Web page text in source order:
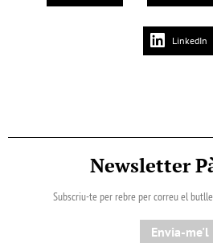
LinkedIn
Newsletter
Subscriu-te per rebre per correu el
Envia-me'l